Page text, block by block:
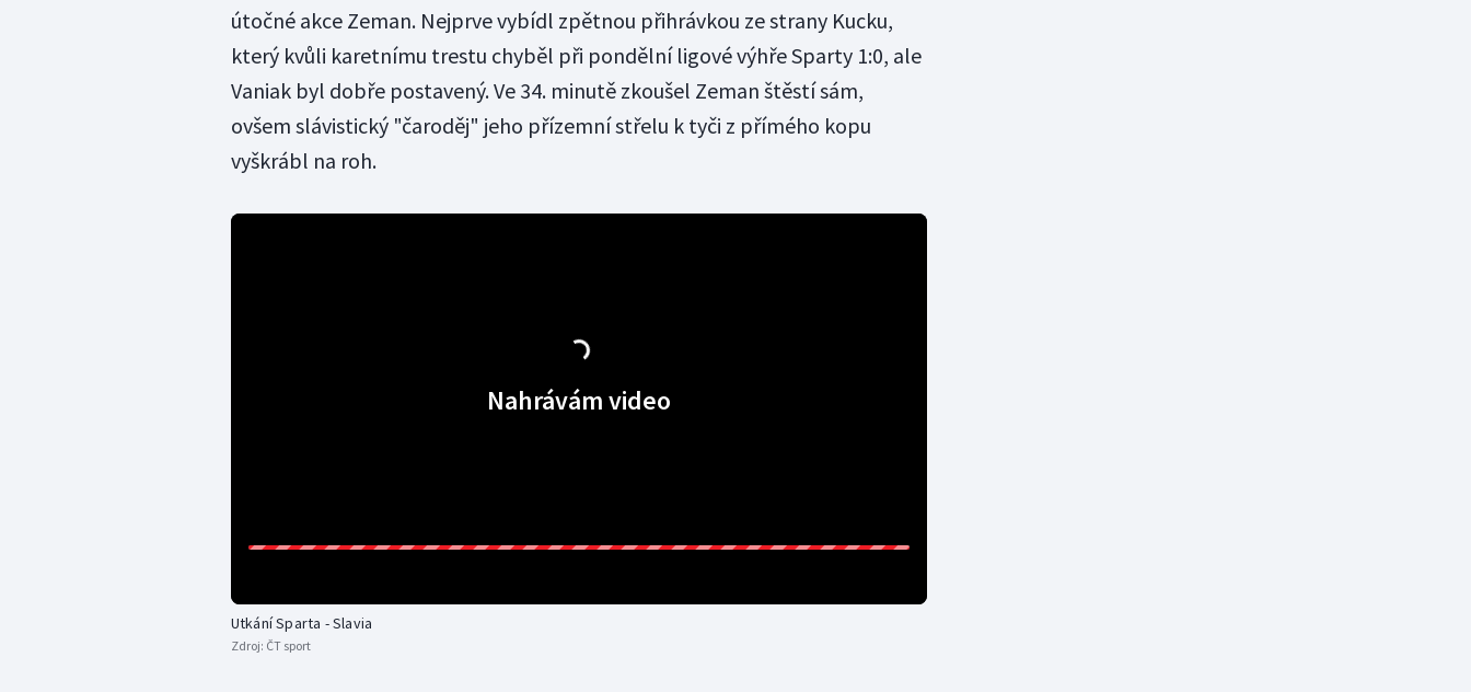
útočné akce Zeman. Nejprve vybídl zpětnou přihrávkou ze strany Kucku,
který kvůli karetnímu trestu chyběl při pondělní ligové výhře Sparty 1:0, ale
Vaniak byl dobře postavený. Ve 34. minutě zkoušel Zeman štěstí sám,
ovšem slávistický "čaroděj" jeho přízemní střelu k tyči z přímého kopu
vyškrábl na roh.
Nahrávám video
Utkání Sparta - Slavia
Zdroj: ČT sport